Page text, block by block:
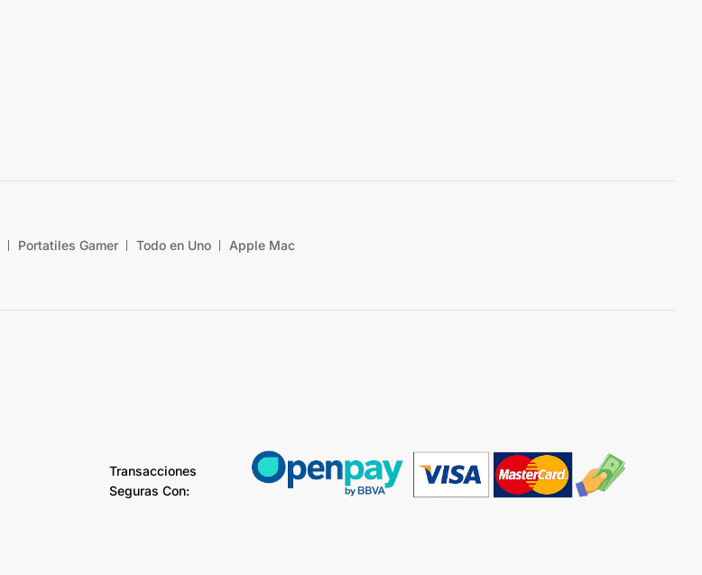
Portatiles Gamer Todo en Uno Apple Mac
Transacciones
Seguras Con: